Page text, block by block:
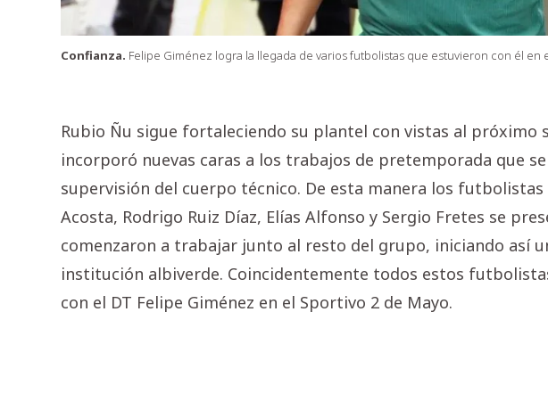
Confianza. Felipe Giménez logra la llegada de varios futbolistas que estuvieron con él en
Rubio Ñu sigue fortaleciendo su plantel con vistas al próximo
incorporó nuevas caras a los trabajos de pretemporada que
supervisión del cuerpo técnico. De esta manera los futbolistas
Acosta, Rodrigo Ruiz Díaz, Elías Alfonso y Sergio Fretes se
comenzaron a trabajar junto al resto del grupo, iniciando así
institución albiverde. Coincidentemente todos estos
con el DT Felipe Giménez en el Sportivo 2 de Mayo.